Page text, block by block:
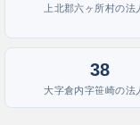
上北郡六ヶ所村の法
38
大字倉内字笹崎の法